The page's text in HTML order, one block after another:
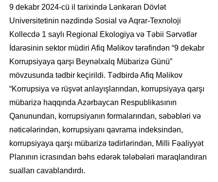
9 dekabr 2024-cü il tarixində Lənkəran Dövlət
Universitetinin nəzdində Sosial və Aqrar-Texnoloji
Kollecdə 1 saylı Regional Ekologiya və Təbii Sərvətlər
İdarəsinin sektor müdiri Afiq Məlikov tərəfindən “9 dekabr
Korrupsiyaya qarşı Beynəlxalq Mübarizə Günü”
mövzusunda tədbir keçirildi. Tədbirdə Afiq Məlikov
“Korrupsiya və rüşvət anlayışlarından, korrupsiyaya qarşı
mübarizə haqqında Azərbaycan Respublikasının
Qanunundan, korrupsiyanın formalarından, səbəbləri və
nəticələrindən, korrupsiyanı qavrama indeksindən,
korrupsiyaya qarşı mübarizə tədirlərindən, Milli Fəaliyyət
Planının icrasından bəhs edərək tələbələri maraqlandıran
sualları cavablandırdı.